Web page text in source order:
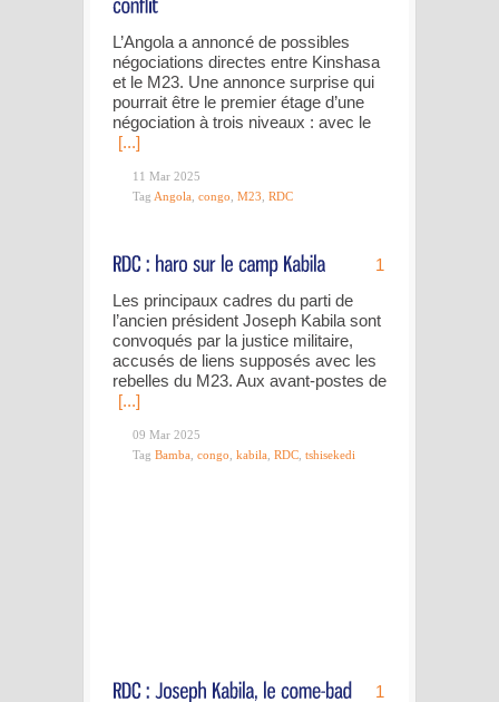
L’Angola a annoncé de possibles
négociations directes entre Kinshasa
et le M23. Une annonce surprise qui
pourrait être le premier étage d’une
négociation à trois niveaux : avec le
[...]
11 Mar 2025
Tag Angola congo M23 RDC
1
Les principaux cadres du parti de
l’ancien président Joseph Kabila sont
convoqués par la justice militaire,
accusés de liens supposés avec les
rebelles du M23. Aux avant-postes de
[...]
09 Mar 2025
Tag Bamba congo kabila RDC tshisekedi
1